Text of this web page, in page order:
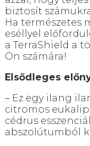
biztosít
Ha természetes
eséllyel
a TerraShield a
Ön számára!
Elsődleges
– Ez egy ilang
citromos
cédrus
abszolútumból